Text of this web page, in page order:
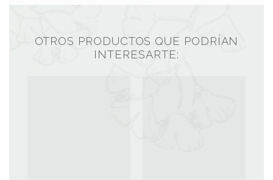
OTROS PRODUCTOS QUE PODRÍAN
INTERESARTE: